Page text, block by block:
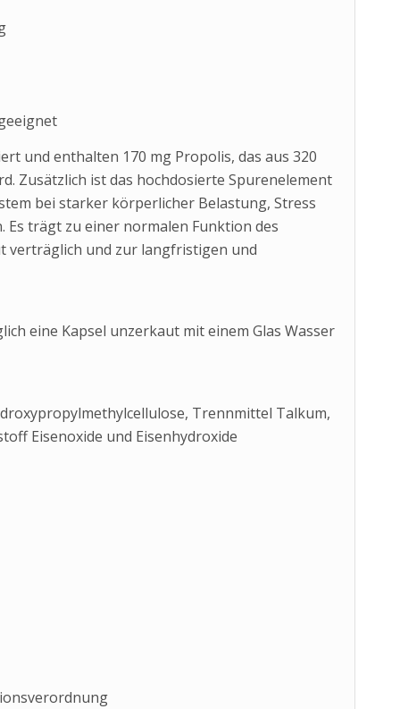
und enthalten 170 mg Propolis, das aus 320
Zusätzlich ist das hochdosierte Spurenelement
bei starker körperlicher Belastung, Stress
trägt zu einer normalen Funktion des
verträglich und zur langfristigen und
eine Kapsel unzerkaut mit einem Glas Wasser
Trennmittel Talkum,
Eisenoxide und Eisenhydroxide